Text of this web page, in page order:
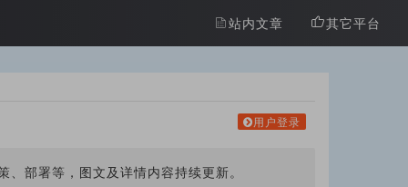
站内文章 其它平台
用户登录
部署等，图文及详情内容持续更新。